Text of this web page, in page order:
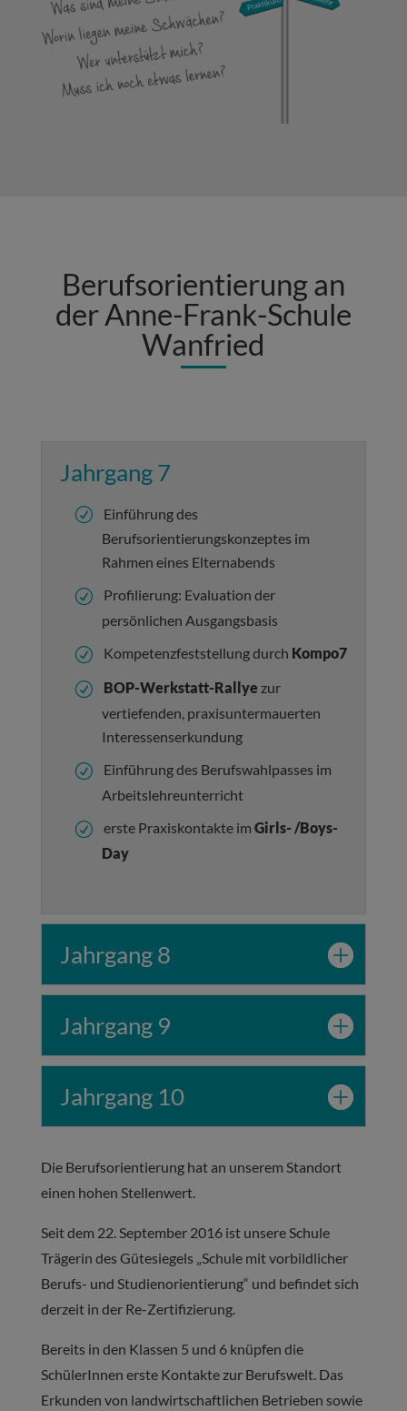
Berufsorientierung an
der Anne-Frank-Schule
Wanfried
Jahrgang 7
Einführung des
Berufsorientierungskonzeptes im
Rahmen eines Elternabends
Profilierung: Evaluation der
persönlichen Ausgangsbasis
Kompetenzfeststellung durch Kompo7
BOP-Werkstatt-Rallye zur
vertiefenden, praxisuntermauerten
Interessenserkundung
Einführung des Berufswahlpasses im
Arbeitslehreunterricht
erste Praxiskontakte im Girls- /Boys-
Day
Jahrgang 8
Jahrgang 9
Jahrgang 10
Die Berufsorientierung hat an unserem Standort
einen hohen Stellenwert.
Seit dem 22. September 2016 ist unsere Schule
Trägerin des Gütesiegels „Schule mit vorbildlicher
Berufs- und Studienorientierung“ und befindet sich
derzeit in der Re-Zertifizierung.
Bereits in den Klassen 5 und 6 knüpfen die
SchülerInnen erste Kontakte zur Berufswelt. Das
Erkunden von landwirtschaftlichen Betrieben sowie